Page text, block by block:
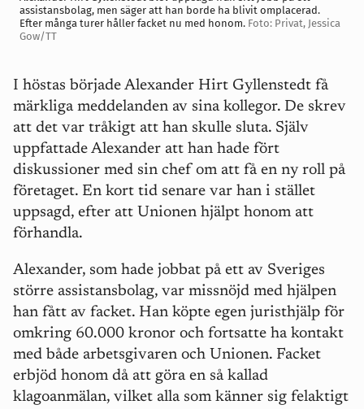
assistansbolag, men säger att han borde ha blivit omplacerad.
Efter många turer håller facket nu med honom. Foto: Privat, Jessica
Gow/TT
I höstas började Alexander Hirt Gyllenstedt få
märkliga meddelanden av sina kollegor. De skrev
att det var tråkigt att han skulle sluta. Själv
uppfattade Alexander att han hade fört
diskussioner med sin chef om att få en ny roll på
företaget. En kort tid senare var han i stället
uppsagd, efter att Unionen hjälpt honom att
förhandla.
Alexander, som hade jobbat på ett av Sveriges
större assistansbolag, var missnöjd med hjälpen
han fått av facket. Han köpte egen juristhjälp för
omkring 60.000 kronor och fortsatte ha kontakt
med både arbetsgivaren och Unionen. Facket
erbjöd honom då att göra en så kallad
klagoanmälan, vilket alla som känner sig felaktigt